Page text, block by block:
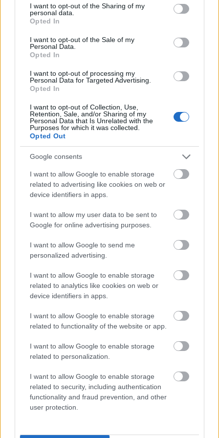
not limited to your visit or usage behaviour. You may click to
grant or deny consent to Google and its third-party tags to
use your data for below specified purposes in below Google
consent section.
I want to opt-out of the Sharing of my
personal data.
Opted In
I want to opt-out of the Sale of my
Personal Data.
Opted In
I want to opt-out of processing my
Personal Data for Targeted Advertising.
Opted In
I want to opt-out of Collection, Use,
Retention, Sale, and/or Sharing of my
Personal Data that Is Unrelated with the
Purposes for which it was collected.
Opted Out
Google consents
I want to allow Google to enable storage
related to advertising like cookies on web or
device identifiers in apps.
I want to allow my user data to be sent to
Google for online advertising purposes.
I want to allow Google to send me
personalized advertising.
I want to allow Google to enable storage
related to analytics like cookies on web or
device identifiers in apps.
I want to allow Google to enable storage
related to functionality of the website or app.
I want to allow Google to enable storage
related to personalization.
I want to allow Google to enable storage
related to security, including authentication
functionality and fraud prevention, and other
user protection.
¿Quién jugará en los locales? ¿Cuál será la alineación que presente
Giraldez? A continuación, las posibles alineaciones del Athletic-Celta.
9. mayo 2026 Por Jesus Gallo|
¿Quién jugará en los locales? ¿Cuál será la alineación que presente Luis
Castro? A continuación, las posibles alineaciones del Celta-Levante.